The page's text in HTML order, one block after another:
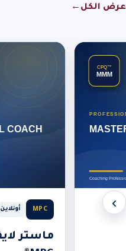
عرض الكل ←
‹
MPC أونلاين
ماستر
›